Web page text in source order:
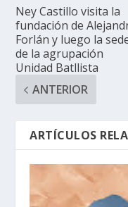
Ney Castillo visita la
fundación de
Forlán y luego la
de la agrupación
Unidad Batllista
ANTERIOR
ARTÍCULOS